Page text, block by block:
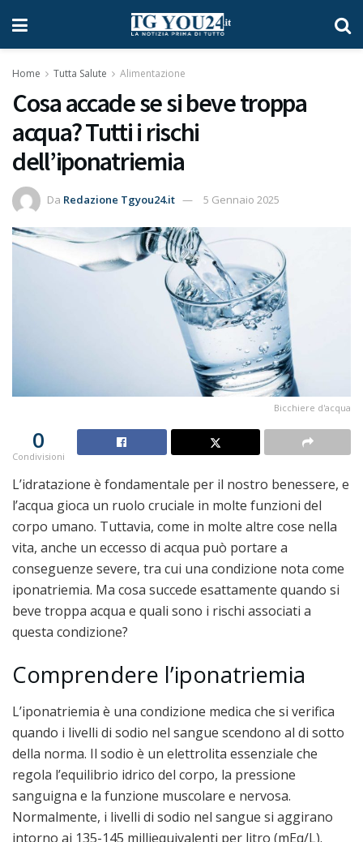
Home Tutta Salute Alimentazione
Cosa accade se si beve troppa
acqua? Tutti i rischi
dell’iponatriemia
Da Redazione Tgyou24.it 5 Gennaio 2025
Bicchiere d'acqua
0
Condivisioni
L’idratazione è fondamentale per il nostro benessere, e
l’acqua gioca un ruolo cruciale in molte funzioni del
corpo umano. Tuttavia, come in molte altre cose nella
vita, anche un eccesso di acqua può portare a
conseguenze severe, tra cui una condizione nota come
iponatriemia. Ma cosa succede esattamente quando si
beve troppa acqua e quali sono i rischi associati a
questa condizione?
Comprendere l’iponatriemia
L’iponatriemia è una condizione medica che si verifica
quando i livelli di sodio nel sangue scendono al di sotto
della norma. Il sodio è un elettrolita essenziale che
regola l’equilibrio idrico del corpo, la pressione
sanguigna e la funzione muscolare e nervosa.
Normalmente, i livelli di sodio nel sangue si aggirano
intorno ai 135-145 milliequivalenti per litro (mEq/L).